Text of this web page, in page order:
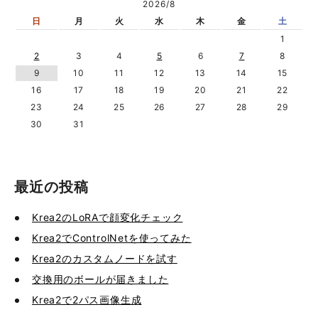
2026/8
日
月 火 水 木 金
土
1
2
3 4 5 6 7
8
9
10 11 12 13 14
15
16
17 18 19 20 21
22
23
24 25 26 27 28
29
30
31
最近の投稿
Krea2のLoRAで顔変化チェック
Krea2でControlNetを使ってみた
Krea2のカスタムノードを試す
交換用のボールが届きました
Krea2で2パス画像生成